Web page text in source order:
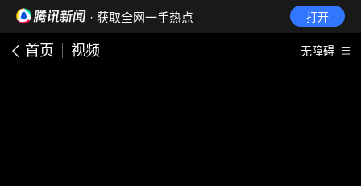
· 获取全网一手热点 打开
首页 视频 无障碍